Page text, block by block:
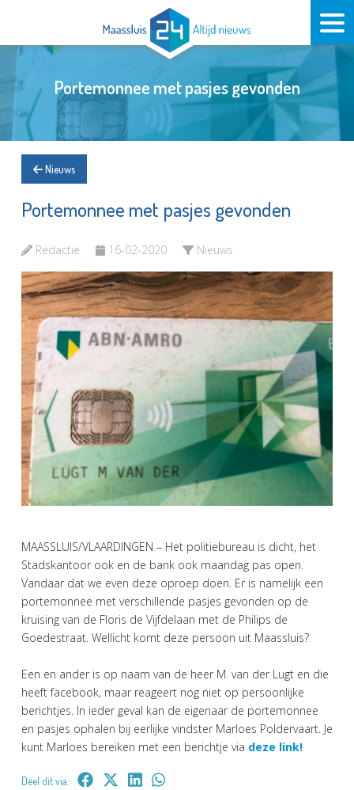
Portemonnee met pasjes gevonden
Nieuws
Portemonnee met pasjes gevonden
Redactie 16-02-2020 Nieuws
MAASSLUIS/VLAARDINGEN – Het politiebureau is dicht, het
Stadskantoor ook en de bank ook maandag pas open.
Vandaar dat we even deze oproep doen. Er is namelijk een
portemonnee met verschillende pasjes gevonden op de
kruising van de Floris de Vijfdelaan met de Philips de
Goedestraat. Wellicht komt deze persoon uit Maassluis?
Een en ander is op naam van de heer M. van der Lugt en die
heeft facebook, maar reageert nog niet op persoonlijke
berichtjes. In ieder geval kan de eigenaar de portemonnee
en pasjes ophalen bij eerlijke vindster Marloes Poldervaart. Je
kunt Marloes bereiken met een berichtje via deze link!
Deel dit via: